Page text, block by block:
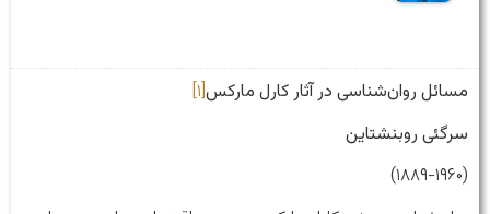
مسائل روان‌شناسی در آثار کارل مارکس[۱]
سرگئی روبنشتاین
(۱۸۸۹-۱۹۶۰)